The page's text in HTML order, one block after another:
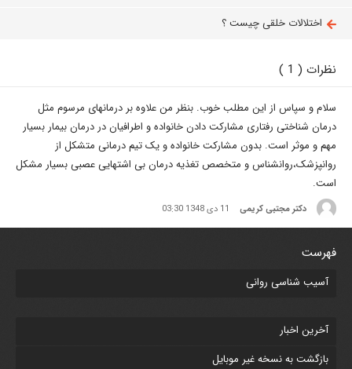
اختلالات خلقی چیست ؟
نظرات ( 1 )
سلام و سپاس از این مطلب خوب. بنظر من علاوه بر درمانهای مرسوم مثل
درمان شناختی رفتاری مشارکت دادن خانواده و اطرافیان در درمان بیمار بسیار
مهم و موثر است. بدون مشارکت خانواده و یک تیم درمانی متشکل از
روانپزشک،روانشناس و متخصص تغذیه درمان بی اشتهایی عصبی بسیار مشکل
است.
دکتر مجتبی کریمی 11 دی 1348 03:30
فهرست
آسیب شناسی روانی
آخرين اخبار
بازگشت به نسخه غير موبایل